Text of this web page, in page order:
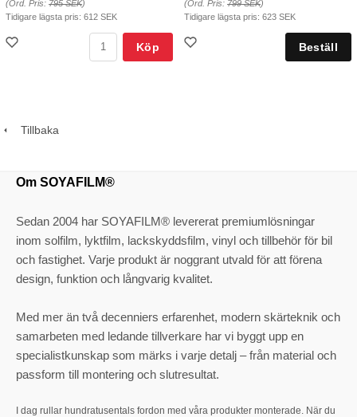
(Ord. Pris: 795 SEK)
Tidigare lägsta pris: 612 SEK
Köp
(Ord. Pris: 799 SEK)
Tidigare lägsta pris: 623 SEK
Tillbaka
Om SOYAFILM®
Sedan 2004 har SOYAFILM® levererat premiumlösningar
inom solfilm, lyktfilm, lackskyddsfilm, vinyl och tillbehör för bil
och fastighet. Varje produkt är noggrant utvald för att förena
design, funktion och långvarig kvalitet.
Med mer än två decenniers erfarenhet, modern skärteknik och
samarbeten med ledande tillverkare har vi byggt upp en
specialistkunskap som märks i varje detalj – från material och
passform till montering och slutresultat.
I dag rullar hundratusentals fordon med våra produkter monterade. När du